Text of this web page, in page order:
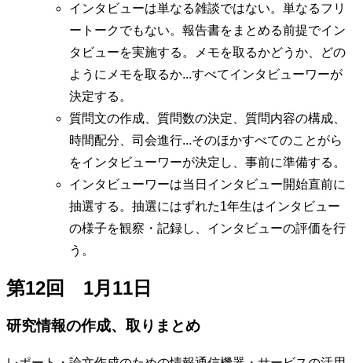
インタビューは単なる雑談ではない。単なるフリ
ートークでもない。報告書をまとめる前提でイン
タビューを実施する。メモを取るかどうか、どの
ようにメモを取るか...すべてインタビューワーが
決定する。
質問文の作成、質問数の決定、質問内容の構成、
時間配分、司会進行...そのほかすべてのことがら
をインタビューワーが決定し、事前に準備する。
インタビューワーは当日インタビュー開始直前に
抽選する。抽選にはずれた1年生はインタビュー
の様子を観察・記録し、インタビューの評価を行
う。
第12回 1月11日
研究情報の作成、取りまとめ